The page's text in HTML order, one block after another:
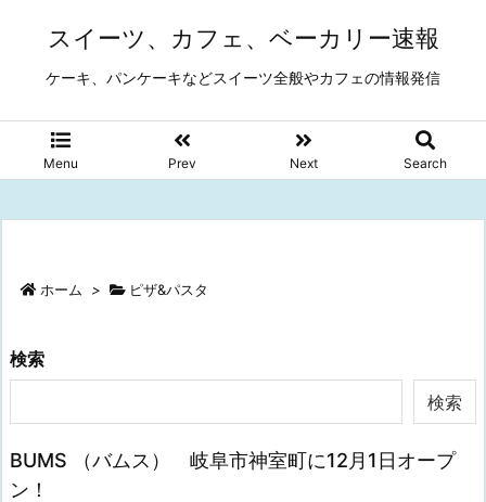
スイーツ、カフェ、ベーカリー速報
ケーキ、パンケーキなどスイーツ全般やカフェの情報発信
Menu Prev Next Search
ホーム > ピザ&パスタ
検索
検索
BUMS （バムス） 岐阜市神室町に12月1日オープ
ン！